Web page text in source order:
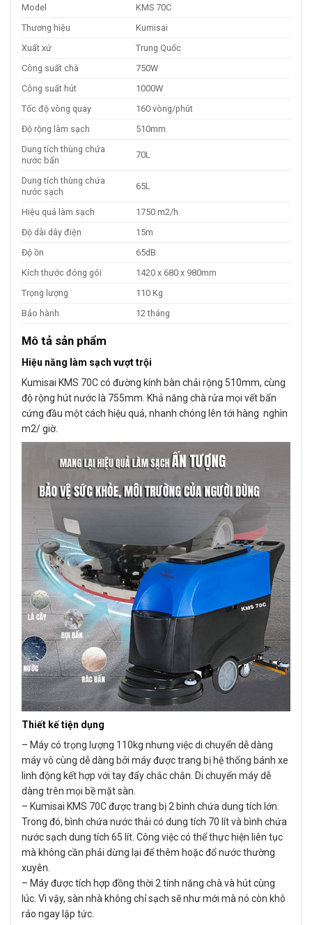
Model
KMS 70C
Thương hiệu
Kumisai
Xuất xứ
Trung Quốc
Công suất chà
750W
Công suất hút
1000W
Tốc độ vòng quay
160 vòng/phút
Độ rộng làm sạch
510mm
Dung tích thùng chứa
nước bẩn
70L
Dung tích thùng chứa
nước sạch
65L
Hiệu quả làm sạch
1750 m2/h
Độ dài dây điện
15m
Độ ồn
65dB
Kích thước đóng gói
1420 x 680 x 980mm
Trọng lượng
110 Kg
Bảo hành
12 tháng
Mô tả sản phẩm
Hiệu năng làm sạch vượt trội
Kumisai KMS 70C có đường kính bàn chải rộng 510mm, cùng
độ rộng hút nước là 755mm. Khả năng chà rửa mọi vết bẩn
cứng đầu một cách hiệu quả, nhanh chóng lên tới hàng nghìn
m2/ giờ.
Thiết kế tiện dụng
– Máy có trọng lượng 110kg nhưng việc di chuyển dễ dàng
máy vô cùng dễ dàng bởi máy được trang bị hệ thống bánh xe
linh động kết hợp với tay đẩy chắc chắn. Di chuyển máy dễ
dàng trên mọi bề mặt sàn.
– Kumisai KMS 70C được trang bị 2 bình chứa dung tích lớn.
Trong đó, bình chứa nước thải có dung tích 70 lít và bình chứa
nước sạch dung tích 65 lít. Công việc có thể thực hiện liên tục
mà không cần phải dừng lại để thêm hoặc đổ nước thường
xuyên.
– Máy được tích hợp đồng thời 2 tính năng chà và hút cùng
lúc. Vì vậy, sàn nhà không chỉ sạch sẽ như mới mà nó còn khô
ráo ngay lập tức.